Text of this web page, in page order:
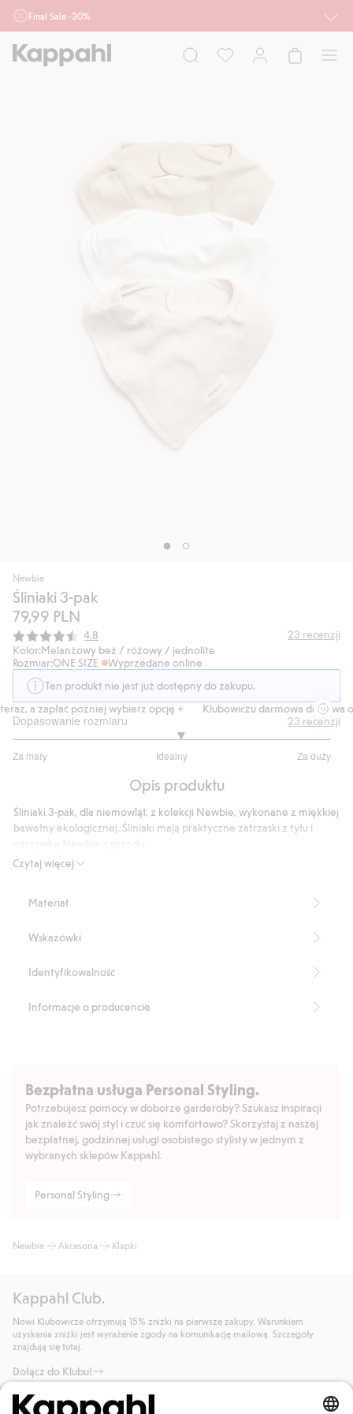
Final Sale -30%
działu outlet do 10.8 w sklepach Kappahl i Newbie oraz na kappahl.com. Ofert
nie łączymy
Newbie
Śliniaki 3-pak
79,99 PLN
Średnia ocena:
4.8 23 recenzji
Kolor:Melanżowy beż / różowy / jednolite
Rozmiar:ONE SIZE
Wyprzedane online
Ten produkt nie jest już dostępny do zakupu.
a zapłać później wybierz opcję +
Klubowiczu darmowa dostawa
Dopasowanie rozmiaru
Za mały Idealny Za duży
na
19
głosów
23 recenzji
Opis produktu
Czytaj więcej
Śliniaki 3-pak, dla niemowląt, z kolekcji Newbie, wykonane z miękkiej
bawełny ekologicznej. Śliniaki mają praktyczne zatrzaski z tyłu i
Produkt zawiera 100% bawełny ekologicznej.
Materiał
Wskazówki
Identyfikowalność
Informacje o producencie
Bezpłatna usługa Personal Styling.
Potrzebujesz pomocy w doborze garderoby? Szukasz inspiracji
jak znaleźć swój styl i czuć się komfortowo? Skorzystaj z naszej
bezpłatnej, godzinnej usługi osobistego stylisty w jednym z
wybranych sklepów Kappahl.
Personal Styling
Newbie Akcesoria Klapki
Kappahl Club.
Nowi Klubowicze otrzymują 15% zniżki na pierwsze zakupy. Warunkiem
uzyskania zniżki jest wyrażenie zgody na komunikację mailową. Szczegóły
znajdują się tutaj.
Dołącz do Klubu!